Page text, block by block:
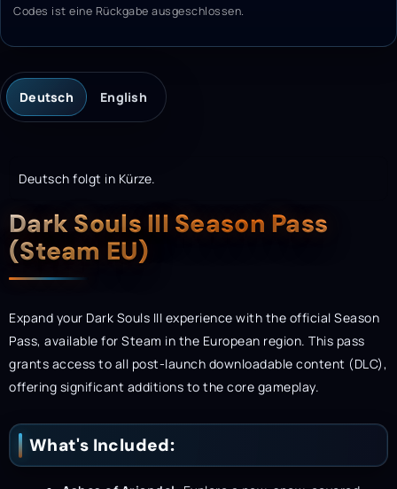
Codes ist eine Rückgabe ausgeschlossen.
Deutsch English
Deutsch folgt in Kürze.
Description
Dark Souls III Season Pass
(Steam EU)
Expand your Dark Souls III experience with the official Season
Pass, available for Steam in the European region. This pass
grants access to all post-launch downloadable content (DLC),
offering significant additions to the core gameplay.
What's Included: